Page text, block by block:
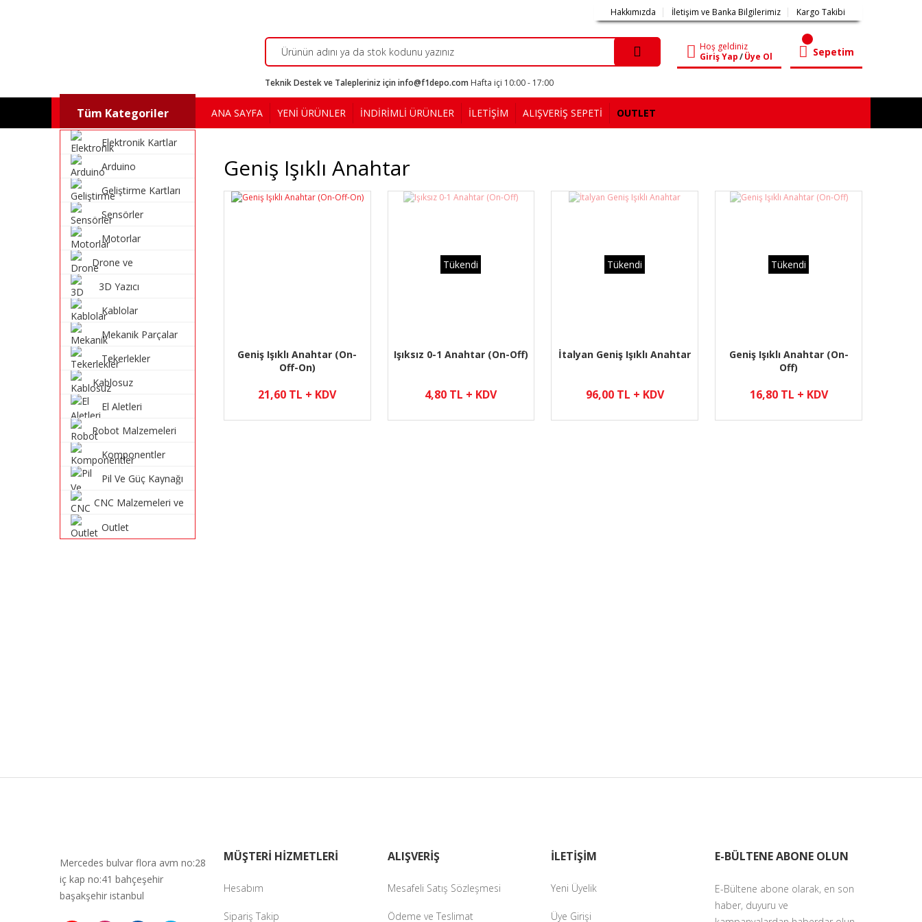
Hakkımızda İletişim ve Banka Bilgilerimiz Kargo Takibi
Hoş geldiniz
Giriş Yap/Üye Ol Sepetim
Teknik Destek ve Talepleriniz için info@f1depo.com Hafta içi 10:00 - 17:00
Tüm Kategoriler
Elektronik Kartlar
Arduino
Geliştirme Kartları
Sensörler
Motorlar
Drone ve
Malzemeleri
3D Yazıcı
Kablolar
Mekanik Parçalar
Tekerlekler
Kablosuz
Sistemleri
El Aletleri
Robot Malzemeleri
Komponentler
Pil Ve Güç Kaynağı
CNC Malzemeleri ve
Outlet
ANA SAYFA YENİ ÜRÜNLER İNDİRİMLİ ÜRÜNLER İLETİŞİM ALIŞVERİŞ SEPETİ OUTLET
Geniş Işıklı Anahtar
Geniş Işıklı Anahtar (On-
Off-On)
21,60 TL + KDV
Tükendi
Işıksız 0-1 Anahtar (On-Off)
4,80 TL + KDV
Tükendi
İtalyan Geniş Işıklı Anahtar
96,00 TL + KDV
Tükendi
Geniş Işıklı Anahtar (On-
Off)
16,80 TL + KDV
Mercedes bulvar flora avm no:28
iç kap no:41 bahçeşehir
başakşehir istanbul
MÜŞTERİ HİZMETLERİ
Hesabım
Sipariş Takip
ALIŞVERİŞ
Mesafeli Satış Sözleşmesi
Ödeme ve Teslimat
İLETİŞİM
Yeni Üyelik
Üye Girişi
E-BÜLTENE ABONE OLUN
E-Bültene abone olarak, en son
haber, duyuru ve